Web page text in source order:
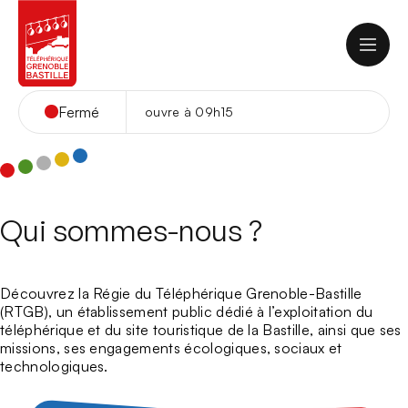
contenu
Fermé ouvre à 09h15
Contact
L’été 2026 à la Bastille
Téléphérique
Horaires
Tarifs du Téléphérique
Tarifs groupes
Scolaires et centres de loisirs
FAQ
Au sommet
Panorama
Restauration
Vos événements
Qui sommes-nous ?
Découvrez la Régie du Téléphérique Grenoble-Bastille
(RTGB), un établissement public dédié à l’exploitation du
téléphérique et du site touristique de la Bastille, ainsi que ses
missions, ses engagements écologiques, sociaux et
technologiques.